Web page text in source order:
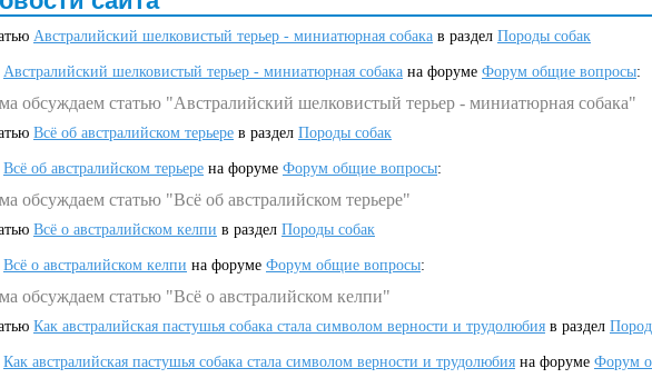
Австралийский шелковистый терьер - миниатюрная собака в раздел Породы собак
Австралийский шелковистый терьер - миниатюрная собака на форуме Форум общие вопросы:
обсуждаем статью "Австралийский шелковистый терьер - миниатюрная собака"
Всё об австралийском терьере в раздел Породы собак
Всё об австралийском терьере на форуме Форум общие вопросы:
обсуждаем статью "Всё об австралийском терьере"
Всё о австралийском келпи в раздел Породы собак
Всё о австралийском келпи на форуме Форум общие вопросы:
обсуждаем статью "Всё о австралийском келпи"
Как австралийская пастушья собака стала символом верности и трудолюбия в раздел
Как австралийская пастушья собака стала символом верности и трудолюбия на форуме Форум